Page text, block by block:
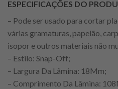
ESPECIFICAÇÕES DO
– Pode ser usado para cortar
várias gramaturas, papelão,
isopor e outros materiais não
– Estilo: Snap-Off;
– Largura Da Lâmina: 18Mm;
– Comprimento Da Lâmina: